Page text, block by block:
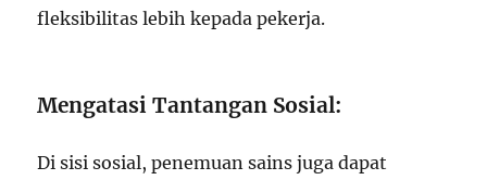
fleksibilitas lebih kepada pekerja.
Mengatasi Tantangan Sosial:
Di sisi sosial, penemuan sains juga dapat